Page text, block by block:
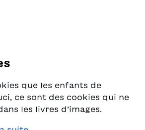
que les enfants de
ce sont des cookies qui ne
les livres d’images.